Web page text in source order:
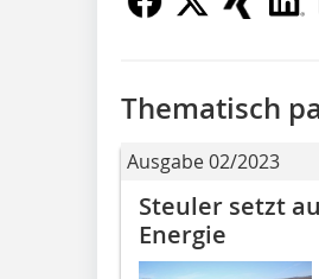
Thematisch
Ausgabe 02/2023
Steuler setzt
Energie